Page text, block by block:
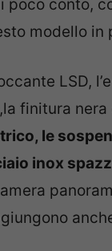
poco conto,
modello in
LSD,
finitura
le
inox